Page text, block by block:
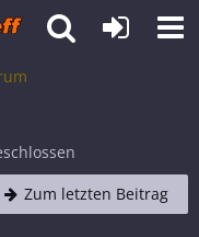
Zum letzten Beitrag